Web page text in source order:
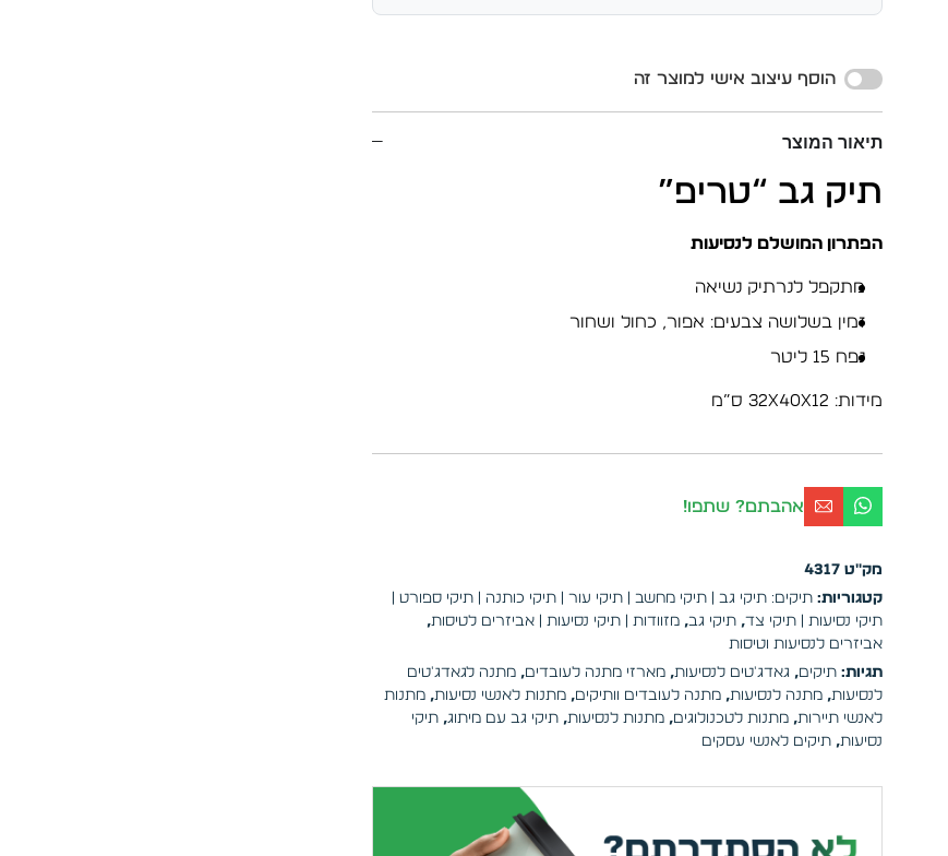
הוסף עיצוב אישי למוצר זה
תיאור המוצר
תיק גב “טריפ”
הפתרון המושלם לנסיעות
מתקפל לנרתיק נשיאה
זמין בשלושה צבעים: אפור, כחול ושחור
נפח 15 ליטר
מידות: 32x40x12 ס”מ
אהבתם? שתפו!
מק"ט4317
קטגוריות: תיקים: תיקי גב | תיקי מחשב | תיקי עור | תיקי כותנה | תיקי ספורט |
תיקי נסיעות | תיקי צד,תיקי גב,מזוודות | תיקי נסיעות | אביזרים לטיסות,
אביזרים לנסיעות וטיסות
תגיות: תיקים, גאדג'טים לנסיעות,מארזי מתנה לעובדים,מתנה לגאדג'טים
לנסיעות,מתנה לנסיעות,מתנה לעובדים וותיקים,מתנות לאנשי נסיעות,מתנות
לאנשי תיירות,מתנות לטכנולוגים,מתנות לנסיעות,תיקי גב עם מיתוג,תיקי
נסיעות,תיקים לאנשי עסקים